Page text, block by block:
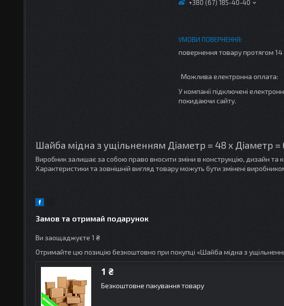
+380 (67) 185-40-40
повернення товару протягом 14
У компанії підключені
покидаючи сайту.
Шайба мідна з ущільненням Діаметр = 48 х Діаметр =
Виробник залишає за собою право вносити зміни в конструкцію, дизайн
Характеристики та зовнішній вигляд товару можуть бути змінені
Замов та отримай подарунок
Ви заощаджуєте 1 ₴
Отримайте цю позицію безкоштовно при покупці «Шайба мідна з
1 ₴
Безкоштовне пакування товару